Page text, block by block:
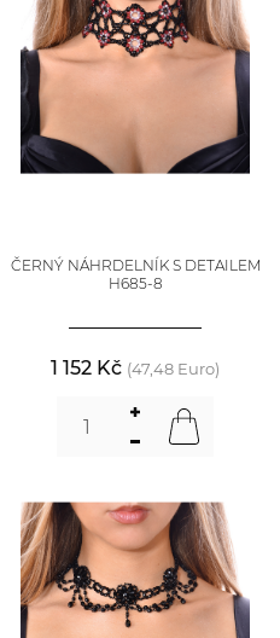
ČERNÝ NÁHRDELNÍK S DETAILEM
H685-8
1 152 Kč (47,48 Euro)